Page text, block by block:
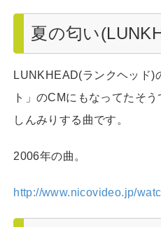
夏の匂い
LUNKHEAD(ランクヘッド)
ト」のCMにもなってたそ
しんみりする曲です。
2006年の曲。
http://www.nicovideo.jp/